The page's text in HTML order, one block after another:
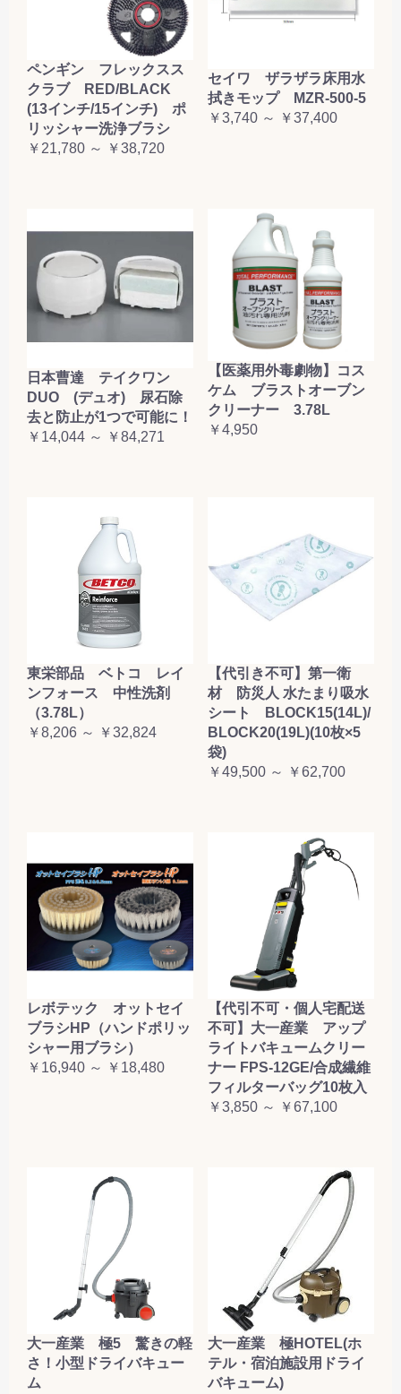
ペンギン フレックスス
クラブ RED/BLACK
(13インチ/15インチ) ポ
リッシャー洗浄ブラシ
￥21,780 ～ ￥38,720
セイワ ザラザラ床用水
拭きモップ MZR-500-5
￥3,740 ～ ￥37,400
日本曹達 テイクワン
DUO (デュオ) 尿石除
去と防止が1つで可能に！
￥14,044 ～ ￥84,271
【医薬用外毒劇物】コス
ケム ブラストオーブン
クリーナー 3.78L
￥4,950
東栄部品 ベトコ レイ
ンフォース 中性洗剤
（3.78L）
￥8,206 ～ ￥32,824
【代引き不可】第一衛
材 防災人 水たまり吸水
シート BLOCK15(14L)/
BLOCK20(19L)(10枚×5
袋)
￥49,500 ～ ￥62,700
レボテック オットセイ
ブラシHP（ハンドポリッ
シャー用ブラシ）
￥16,940 ～ ￥18,480
【代引不可・個人宅配送
不可】大一産業 アップ
ライトバキュームクリー
ナー FPS-12GE/合成繊維
フィルターバッグ10枚入
￥3,850 ～ ￥67,100
大一産業 極5 驚きの軽
さ！小型ドライバキュー
ム
大一産業 極HOTEL(ホ
テル・宿泊施設用ドライ
バキューム)